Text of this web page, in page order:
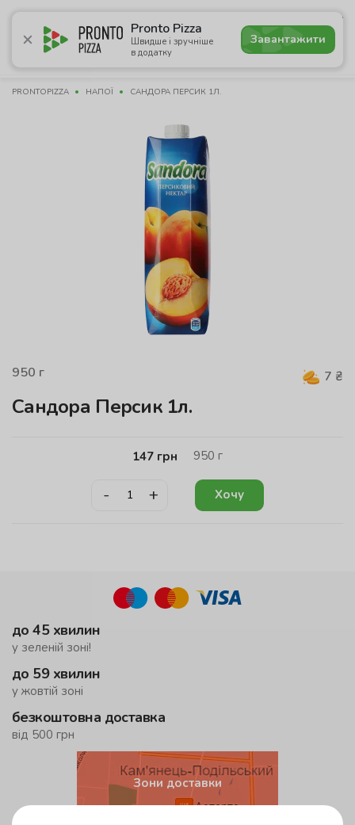
Pronto Pizza
Швидше і зручніше
в додатку
Завантажити
4.9
Акції Піца Суші Сети Бургери Комбо
PRONTOPIZZA НАПОЇ САНДОРА ПЕРСИК 1Л.
950 г 7 ₴
Сандора Персик 1л.
147 грн 950 г
- + Хочу
до 45 хвилин
у зеленій зоні!
до 59 хвилин
у жовтій зоні
безкоштовна доставка
від 500 грн
Зони доставки